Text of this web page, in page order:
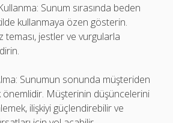
Sunum sırasında beden
kullanmaya özen gösterin.
teması, jestler ve vurgularla
Sunumun sonunda müşteriden
önemlidir. Müşterinin düşüncelerini
ilişkiyi güçlendirebilir ve